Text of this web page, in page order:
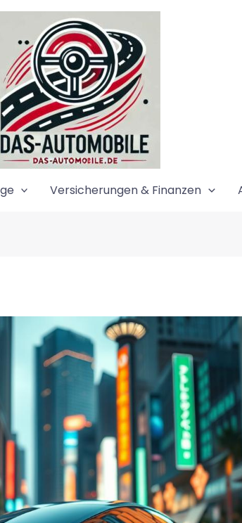
Versicherungen & Finanzen